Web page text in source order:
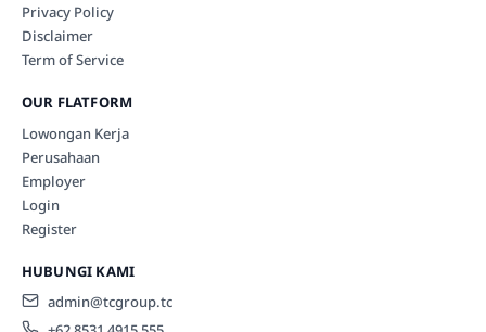
Privacy Policy
Disclaimer
Term of Service
OUR FLATFORM
Lowongan Kerja
Perusahaan
Employer
Login
Register
HUBUNGI KAMI
admin@tcgroup.tc